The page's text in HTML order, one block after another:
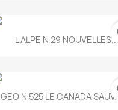
Aperçu rapide
L ALPE N 29 NOUVELLES...
Aperçu rapide
GEO N 525 LE CANADA